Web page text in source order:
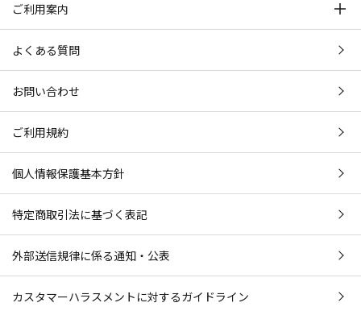
ご利用案内
よくある質問
お問い合わせ
ご利用規約
個人情報保護基本方針
特定商取引法に基づく表記
外部送信規律に係る通知・公表
カスタマーハラスメントに対するガイドライン